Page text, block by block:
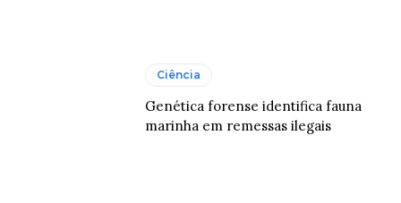
Ciência
Genética forense identifica fauna
marinha em remessas ilegais